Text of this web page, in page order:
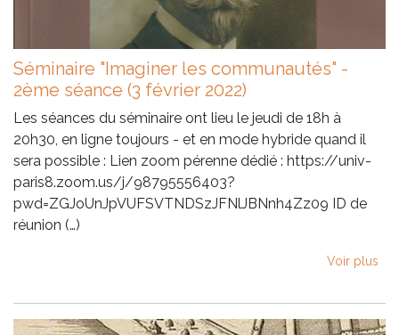
Séminaire "Imaginer les communautés" -
2ème séance (3 février 2022)
Les séances du séminaire ont lieu le jeudi de 18h à
20h30, en ligne toujours - et en mode hybride quand il
sera possible : Lien zoom pérenne dédié : https://univ-
paris8.zoom.us/j/98795556403?
pwd=ZGJoUnJpVUFSVTNDSzJFNlJBNnh4Zz09 ID de
réunion (…)
Voir plus